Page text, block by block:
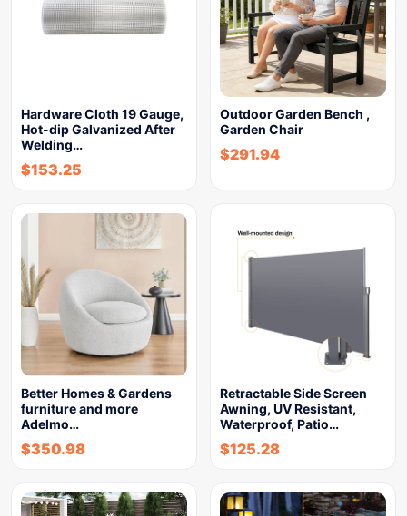
Hardware Cloth 19 Gauge,
Hot-dip Galvanized After
Welding…
$153.25
Outdoor Garden Bench ,
Garden Chair
$291.94
Better Homes & Gardens
furniture and more
Adelmo…
$350.98
Retractable Side Screen
Awning, UV Resistant,
Waterproof, Patio…
$125.28